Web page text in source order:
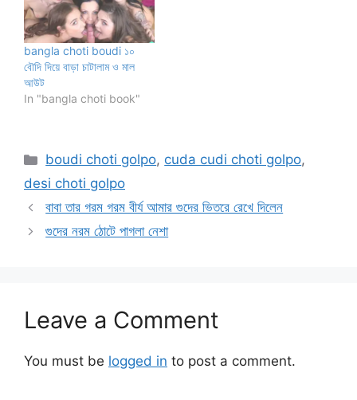
bangla choti boudi ১০
বৌদি দিয়ে বাড়া চাটালাম ও মাল
আউট
In "bangla choti book"
Categories
boudi choti golpo, cuda cudi choti golpo,
desi choti golpo
বাবা তার গরম গরম বীর্য আমার গুদের ভিতরে রেখে দিলেন
গুদের নরম ঠোটে পাগলা নেশা
Leave a Comment
You must be logged in to post a comment.